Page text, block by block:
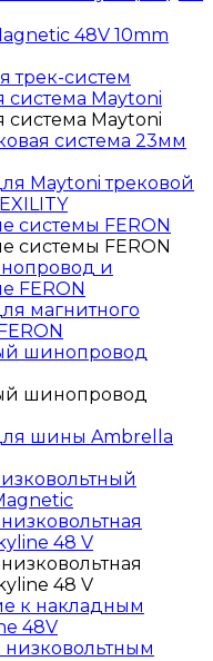
48V 10mm
трек-систем
система Maytoni
система Maytoni
система 23мм
Maytoni трековой
системы FERON
системы FERON
и
FERON
магнитного
шинопровод
шинопровод
шины Ambrella
48 V
48 V
к накладным
48V